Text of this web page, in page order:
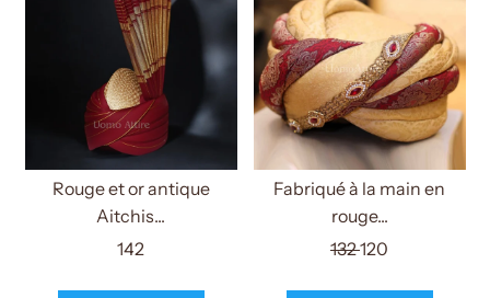
Rouge et or antique
Aitchis...
142
Fabriqué à la main en
rouge...
132120